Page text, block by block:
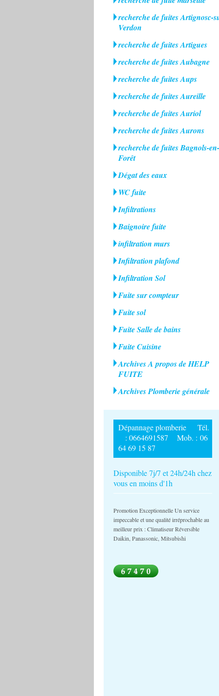
recherche de fuites Artignosc-
Verdon
recherche de fuites Artigues
recherche de fuites Aubagne
recherche de fuites Aups
recherche de fuites Aureille
recherche de fuites Auriol
recherche de fuites Aurons
recherche de fuites Bagnols-en-
Forêt
Dégat des eaux
WC fuite
Infiltrations
Baignoire fuite
infiltration murs
Infiltration plafond
Infiltration Sol
Fuite sur compteur
Fuite sol
Fuite Salle de bains
Fuite Cuisine
Archives A propos de HELP
FUITE
Archives Plomberie générale
Dépannage plomberie Tél.
: 0664691587 Mob. : 06
64 69 15 87
Disponible 7j/7 et 24h/24h chez
vous en moins d'1h
Promotion Exceptionnelle Un service
impeccable et une qualité irréprochable au
meilleur prix : Climatiseur Réversible
Daikin, Panassonic, Mitsubishi